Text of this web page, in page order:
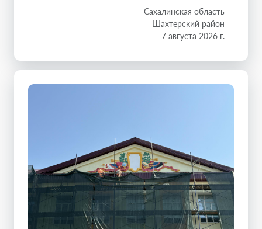
Сахалинская область
Шахтерский район
7 августа 2026 г.